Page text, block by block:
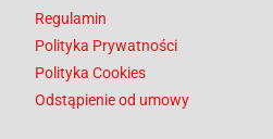
Regulamin
Polityka Prywatności
Polityka Cookies
Odstąpienie od umowy